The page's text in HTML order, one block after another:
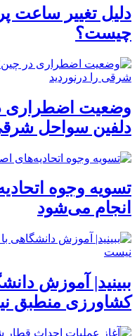
دلیل تغییر ساعت
چیست؟
وضعیت اضطراری
دلفین سواحل
تسویه وجوه
انجام می‌شود
ببینید| آموزش
کشاورزی منطبق